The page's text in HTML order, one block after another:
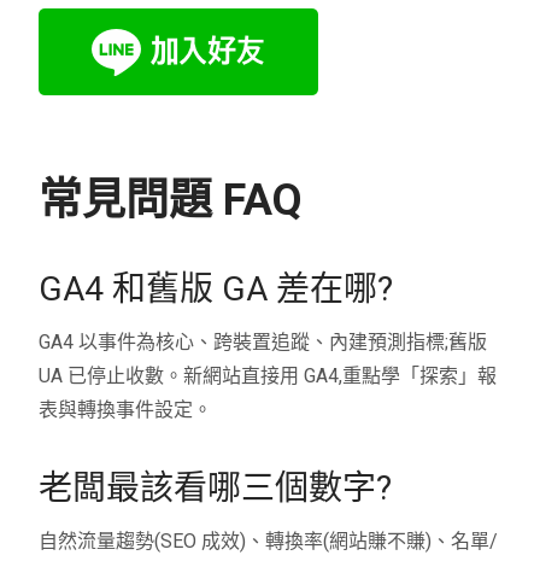
常見問題 FAQ
GA4 和舊版 GA 差在哪?
GA4 以事件為核心、跨裝置追蹤、內建預測指標;舊版
UA 已停止收數。新網站直接用 GA4,重點學「探索」報
表與轉換事件設定。
老闆最該看哪三個數字?
自然流量趨勢(SEO 成效)、轉換率(網站賺不賺)、名單/